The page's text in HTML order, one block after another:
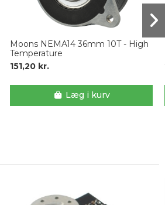
Moons NEMA14 36mm 10T - High
Temperature
151,20 kr.
Læg i kurv